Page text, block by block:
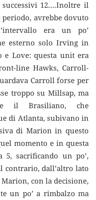
12….Inoltre il
avrebbe dovuto
era un po’
esterno solo Irving in
e Love: questa unit era
line Hawks, Carroll-
Carroll forse per
troppo su Millsap, ma
e il Brasiliano, che
di Atlanta, subivano in
di Marion in questo
momento e in questa
5, sacrificando un po’,
contrario, dall’altro lato
con la decisione,
un po’ a rimbalzo ma